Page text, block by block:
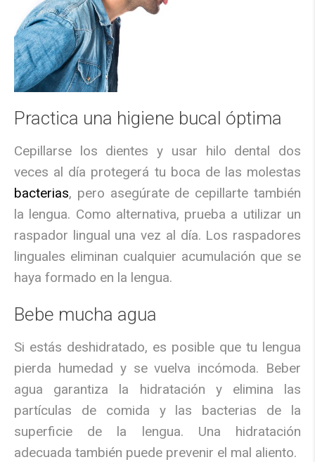
Practica una higiene bucal óptima
Cepillarse los dientes y usar hilo dental dos
veces al día protegerá tu boca de las molestas
bacterias, pero asegúrate de cepillarte también
la lengua. Como alternativa, prueba a utilizar un
raspador lingual una vez al día. Los raspadores
linguales eliminan cualquier acumulación que se
haya formado en la lengua.
Bebe mucha agua
Si estás deshidratado, es posible que tu lengua
pierda humedad y se vuelva incómoda. Beber
agua garantiza la hidratación y elimina las
partículas de comida y las bacterias de la
superficie de la lengua. Una hidratación
adecuada también puede prevenir el mal aliento.